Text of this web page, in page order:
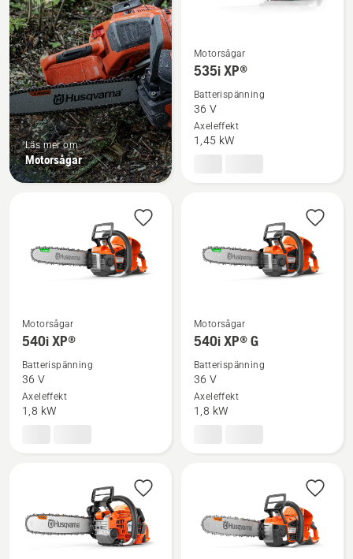
Läs mer om
Motorsågar
Se
mer
information
om
535i
Motorsågar
535i XP®
Batterispänning
36 V
Axeleffekt
1,45 kW
Se
mer
information
om
540i
Motorsågar
540i XP®
Batterispänning
36 V
Axeleffekt
1,8 kW
Se
mer
information
om
540i
Motorsågar
540i XP® G
Batterispänning
36 V
Axeleffekt
1,8 kW